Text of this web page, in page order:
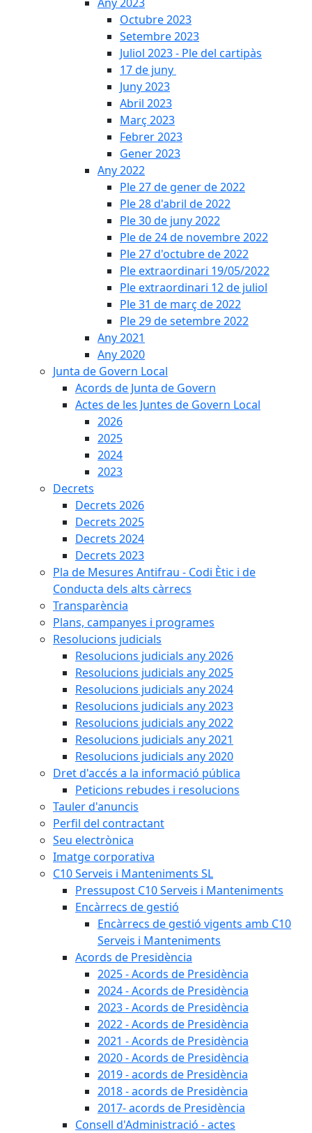
Octubre 2023
Setembre 2023
Juliol 2023 - Ple del cartipàs
17 de juny
Juny 2023
Abril 2023
Març 2023
Febrer 2023
Gener 2023
Any 2022
Ple 27 de gener de 2022
Ple 28 d'abril de 2022
Ple 30 de juny 2022
Ple de 24 de novembre 2022
Ple 27 d'octubre de 2022
Ple extraordinari 19/05/2022
Ple extraordinari 12 de juliol
Ple 31 de març de 2022
Ple 29 de setembre 2022
Any 2021
Any 2020
Junta de Govern Local
Acords de Junta de Govern
Actes de les Juntes de Govern Local
2026
2025
2024
2023
Decrets
Decrets 2026
Decrets 2025
Decrets 2024
Decrets 2023
Pla de Mesures Antifrau - Codi Ètic i de
Conducta dels alts càrrecs
Transparència
Plans, campanyes i programes
Resolucions judicials
Resolucions judicials any 2026
Resolucions judicials any 2025
Resolucions judicials any 2024
Resolucions judicials any 2023
Resolucions judicials any 2022
Resolucions judicials any 2021
Resolucions judicials any 2020
Dret d'accés a la informació pública
Peticions rebudes i resolucions
Tauler d'anuncis
Perfil del contractant
Seu electrònica
Imatge corporativa
C10 Serveis i Manteniments SL
Pressupost C10 Serveis i Manteniments
Encàrrecs de gestió
Encàrrecs de gestió vigents amb C10
Serveis i Manteniments
Acords de Presidència
2025 - Acords de Presidència
2024 - Acords de Presidència
2023 - Acords de Presidència
2022 - Acords de Presidència
2021 - Acords de Presidència
2020 - Acords de Presidència
2019 - acords de Presidència
2018 - acords de Presidència
2017- acords de Presidència
Consell d'Administració - actes